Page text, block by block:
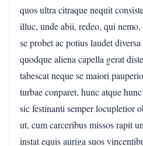
quos ultra citraque nequit
illuc, unde abii, redeo, qui nemo,
se probet ac potius laudet diversa
quodque aliena capella gerat
tabescat neque se maiori
turbae conparet, hunc atque
sic festinanti semper locupletior
ut, cum carceribus missos rapit
instat equis auriga suos